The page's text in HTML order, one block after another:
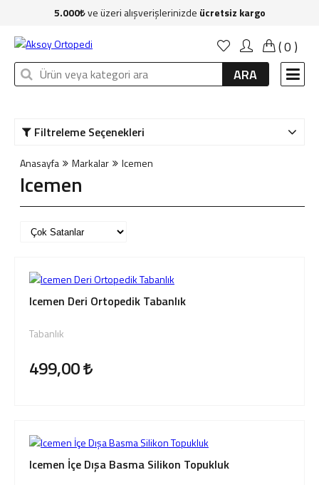
Kadın
Erkek
Çanta
Aksesuar
Markalar
Yeni Üyelik
Giriş Yap
Sipariş Takibi
5.000 ve üzeri alışverişlerinizde ücretsiz kargo
(0 )
ARA
Filtreleme Seçenekleri
Anasayfa Markalar Icemen
Icemen
Icemen Deri Ortopedik Tabanlık
Tabanlık
499,00
Icemen İçe Dışa Basma Silikon Topukluk